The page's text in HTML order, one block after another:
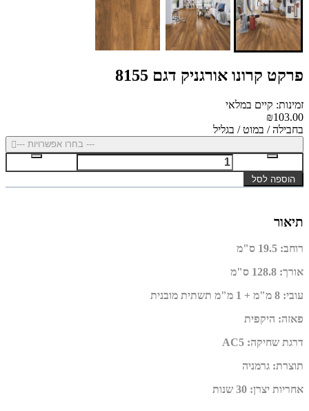
פרקט קרונו אורגניק דגם 8155
זמינות: קיים במלאי
₪103.00
בחבילה / במוט / בגליל
--- בחרו אפשרויות ---
הוספה לסל
תיאור
רוחב: 19.5 ס"מ
אורך: 128.8 ס"מ
עובי: 8 מ"מ + 1
מ"מ תשתית מובנית
פאזה: היקפית
דרגת שחיקה:
AC5
תוצרת: גרמניה
אחריות יצרן: 30 שנות